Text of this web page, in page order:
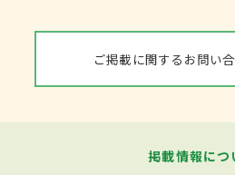
ご掲載に関するお問い
掲載情報につ